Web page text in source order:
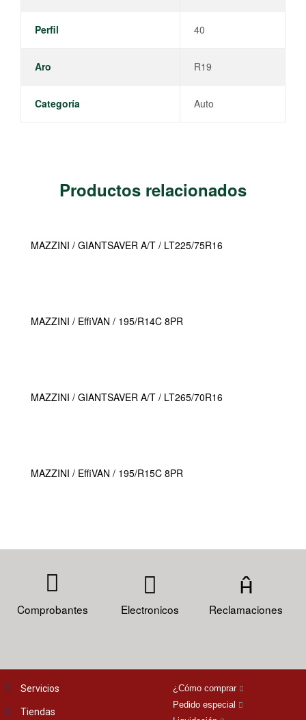
Perfil 40
Aro R19
Categoría Auto
Productos relacionados
MAZZINI / GIANTSAVER A/T / LT225/75R16
MAZZINI / EffiVAN / 195/R14C 8PR
MAZZINI / GIANTSAVER A/T / LT265/70R16
MAZZINI / EffiVAN / 195/R15C 8PR
Comprobantes Electronicos Reclamaciones
Servicios
Tiendas
¿Cómo comprar
Pedido especial